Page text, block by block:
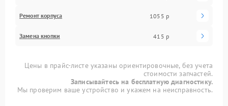
Ремонт корпуса 1055 р
Замена кнопки 415 р
Цены в прайс-листе указаны ориентировочные, без учета
стоимости запчастей.
Записывайтесь на бесплатную диагностику.
Мы проверим ваше устройство и укажем на неисправность.